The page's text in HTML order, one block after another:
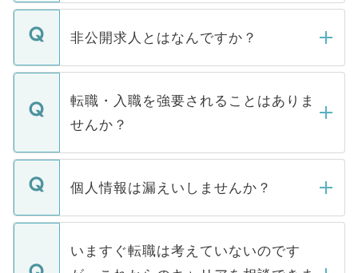
ご登録いただきましたら、弊社担当者がご
登録内容を確認し、その後メールもしくは
ます。通常、5営業日以内にはご連絡をせて
いただきますので、しばらくお待ちくださ
非公開求人とはなんですか？
マイナビDOCTORで取り扱っている求人の
うち約3割は、Webサイトからご覧いただ
けない「非公開求人」です。非公開求人は
下記の理由によって、一般には公開してい
ません。
■応募殺到を避けるため 人気のある医療機
関を公にしてしまうと、応募が殺到する場
に、医療機関が求める条件に合った人材の
転職・入職を強要されることはありま
せんか？
転職・入職を強要することは一切ありませ
ん。また、仮に応募先から内定をいただい
定を承諾する必要はありません。内定先へ
の辞退の連絡はキャリアパートナーが行い
個人情報は漏えいしませんか？
個人情報が漏えいすることはありませんの
で、ご安心ください。当サイトからの登録
などで収集したご登録者様の個人情報は、
いますぐ転職は考えていないのです